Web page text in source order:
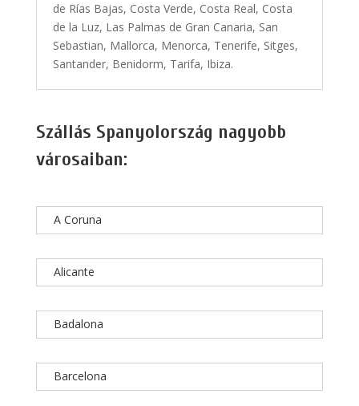
de Rías Bajas, Costa Verde, Costa Real, Costa
de la Luz, Las Palmas de Gran Canaria, San
Sebastian, Mallorca, Menorca, Tenerife, Sitges,
Santander, Benidorm, Tarifa, Ibiza.
Szállás Spanyolország nagyobb
városaiban:
A Coruna
Alicante
Badalona
Barcelona